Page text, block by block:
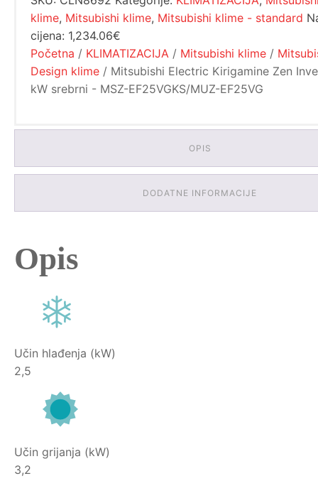
srebrni
MSZ-
EF25VGKS/MUZ-
EF25VG
klime, Mitsubishi klime, Mitsubishi klime - standard
cijena: 1,234.06€
Početna / KLIMATIZACIJA / Mitsubishi klime /
Design klime / Mitsubishi Electric Kirigamine Zen
kW srebrni - MSZ-EF25VGKS/MUZ-EF25VG
OPIS
DODATNE INFORMACIJE
Opis
Učin hlađenja (kW)
2,5
Učin grijanja (kW)
3,2